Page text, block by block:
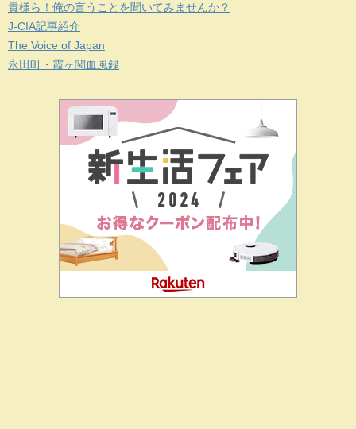
貴様ら！俺の言うことを聞いてみませんか？
J-CIA記事紹介
The Voice of Japan
永田町・霞ヶ関血風録